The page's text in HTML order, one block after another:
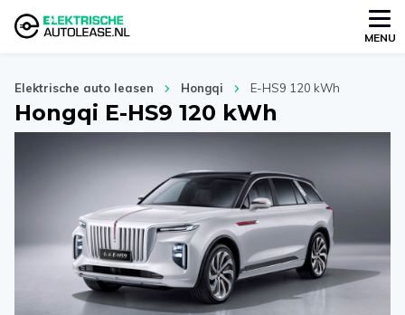
MENU
Elektrische auto leasen Hongqi E-HS9 120 kWh
Hongqi E-HS9 120 kWh